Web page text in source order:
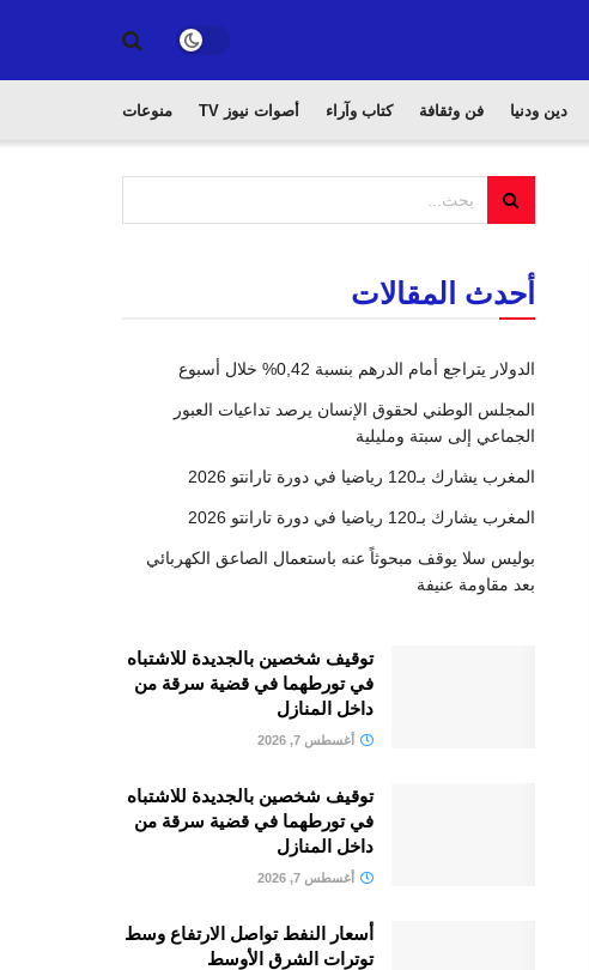
دين ودنيا فن وثقافة كتاب وآراء أصوات نيوز TV منوعات
أحدث المقالات
الدولار يتراجع أمام الدرهم بنسبة 0,42% خلال أسبوع
المجلس الوطني لحقوق الإنسان يرصد تداعيات العبور
الجماعي إلى سبتة ومليلية
المغرب يشارك بـ120 رياضيا في دورة تارانتو 2026
المغرب يشارك بـ120 رياضيا في دورة تارانتو 2026
بوليس سلا يوقف مبحوثاً عنه باستعمال الصاعق الكهربائي
بعد مقاومة عنيفة
توقيف شخصين بالجديدة للاشتباه
في تورطهما في قضية سرقة من
داخل المنازل
أغسطس 7, 2026
توقيف شخصين بالجديدة للاشتباه
في تورطهما في قضية سرقة من
داخل المنازل
أغسطس 7, 2026
أسعار النفط تواصل الارتفاع وسط
توترات الشرق الأوسط